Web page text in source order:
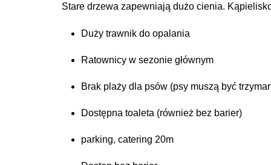
Stare drzewa zapewniają dużo cienia.
Duży trawnik do opalania
Ratownicy w sezonie głównym
Brak plaży dla psów (psy muszą być
Dostępna toaleta (również bez barier)
parking, catering 20m